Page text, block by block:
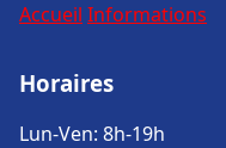
Accueil Informations
Horaires
Lun-Ven: 8h-19h